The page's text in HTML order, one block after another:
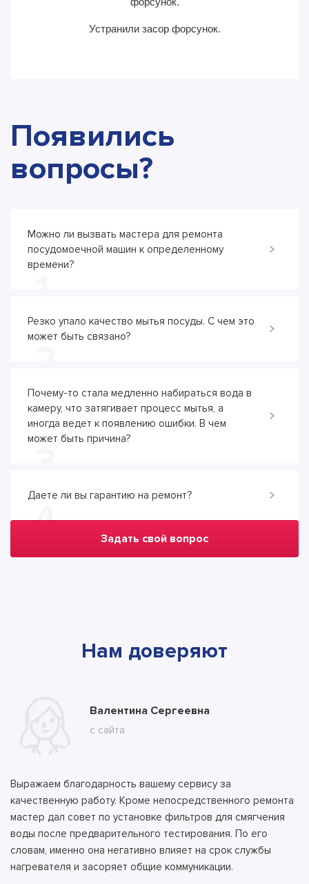
Устранили засор форсунок.
Появились
вопросы?
Можно ли вызвать мастера для ремонта
посудомоечной машин к определенному
времени?
Резко упало качество мытья посуды. С чем это
может быть связано?
Почему-то стала медленно набираться вода в
камеру, что затягивает процесс мытья, а
иногда ведет к появлению ошибки. В чем
может быть причина?
Даете ли вы гарантию на ремонт?
4 Задать свой вопрос
Нам доверяют
Марина
с ВК
Валентина Сергеевна
с сайта
Выражаем благодарность вашему сервису за
качественную работу. Кроме непосредственного ремонта
мастер дал совет по установке фильтров для смягчения
воды после предварительного тестирования. По его
словам, именно она негативно влияет на срок службы
нагревателя и засоряет общие коммуникации.
Владимир
с сайта
Никаких вопросов. Нормальный сервис, приехал мастер и
сразу все сделал. Дали гарантию на 12 месяцев, и цена
была равна заранее оговоренной без всяких накруток и
«новых» обстоятельств.